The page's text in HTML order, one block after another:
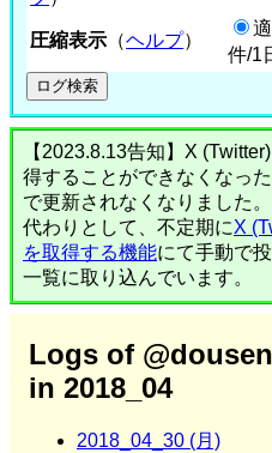
圧縮表示 （ヘルプ）
件/1
【2023.8.13告知】X
得することができなくなっ
で更新されなくなりました。
代わりとして、不定期にX
を取得する機能にて手動で
一覧に取り込んでいます。
Logs of
in 2018_04
2018_04_30 (月)